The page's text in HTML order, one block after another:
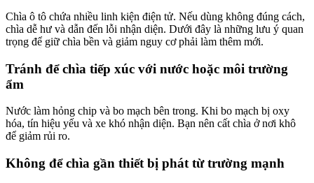
Chìa ô tô chứa nhiều linh kiện điện tử. Nếu dùng không đúng cách,
chìa dễ hư và dẫn đến lỗi nhận diện. Dưới đây là những lưu ý quan
trọng để giữ chìa bền và giảm nguy cơ phải làm thêm mới.
Tránh để chìa tiếp xúc với nước hoặc môi trường
ẩm
Nước làm hỏng chip và bo mạch bên trong. Khi bo mạch bị oxy
hóa, tín hiệu yếu và xe khó nhận diện. Bạn nên cất chìa ở nơi khô
để giảm rủi ro.
Không để chìa gần thiết bị phát từ trường mạnh